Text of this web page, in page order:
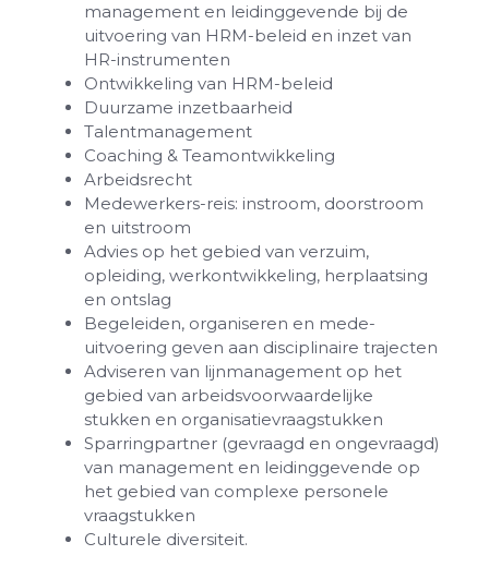
management en leidinggevende bij de
uitvoering van HRM-beleid en inzet van
HR-instrumenten
Ontwikkeling van HRM-beleid
Duurzame inzetbaarheid
Talentmanagement
Coaching & Teamontwikkeling
Arbeidsrecht
Medewerkers-reis: instroom, doorstroom
en uitstroom
Advies op het gebied van verzuim,
opleiding, werkontwikkeling, herplaatsing
en ontslag
Begeleiden, organiseren en mede-
uitvoering geven aan disciplinaire trajecten
Adviseren van lijnmanagement op het
gebied van arbeidsvoorwaardelijke
stukken en organisatievraagstukken
Sparringpartner (gevraagd en ongevraagd)
van management en leidinggevende op
het gebied van complexe personele
vraagstukken
Culturele diversiteit.